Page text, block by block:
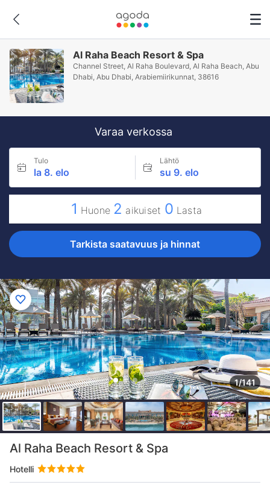
Al Raha Beach Resort & Spa
Channel Street, Al Raha Boulevard, Al Raha Beach, Abu
Dhabi, Abu Dhabi, Arabiemiirikunnat, 38616
Varaa verkossa
Tulo
la 8. elo
Lähtö
su 9. elo
1 Huone 2 aikuiset 0 Lasta
Tarkista saatavuus ja hinnat
1/141
Al Raha Beach Resort & Spa
Hotelli